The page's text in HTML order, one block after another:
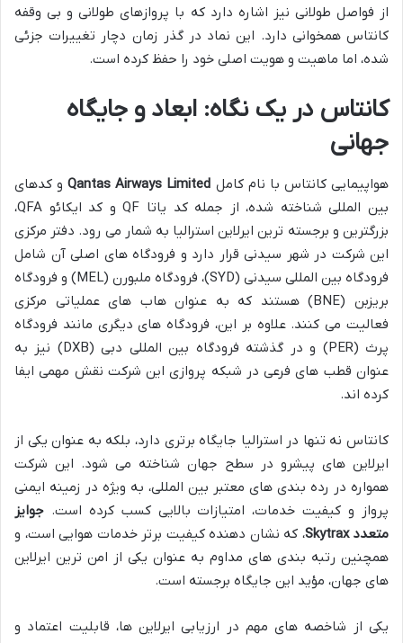
از فواصل طولانی نیز اشاره دارد که با پروازهای طولانی و بی وقفه
کانتاس همخوانی دارد. این نماد در گذر زمان دچار تغییرات جزئی
شده، اما ماهیت و هویت اصلی خود را حفظ کرده است.
کانتاس در یک نگاه: ابعاد و جایگاه
جهانی
هواپیمایی کانتاس با نام کامل Qantas Airways Limitedو کدهای
بین المللی شناخته شده، از جمله کد یاتا QF و کد ایکائو QFA،
بزرگترین و برجسته ترین ایرلاین استرالیا به شمار می رود. دفتر مرکزی
این شرکت در شهر سیدنی قرار دارد و فرودگاه های اصلی آن شامل
فرودگاه بین المللی سیدنی (SYD)، فرودگاه ملبورن (MEL) و فرودگاه
بریزبن (BNE) هستند که به عنوان هاب های عملیاتی مرکزی
فعالیت می کنند. علاوه بر این، فرودگاه های دیگری مانند فرودگاه
پرث (PER) و در گذشته فرودگاه بین المللی دبی (DXB) نیز به
عنوان قطب های فرعی در شبکه پروازی این شرکت نقش مهمی ایفا
کرده اند.
کانتاس نه تنها در استرالیا جایگاه برتری دارد، بلکه به عنوان یکی از
ایرلاین های پیشرو در سطح جهان شناخته می شود. این شرکت
همواره در رده بندی های معتبر بین المللی، به ویژه در زمینه ایمنی
پرواز و کیفیت خدمات، امتیازات بالایی کسب کرده است. جوایز
متعدد Skytrax
، که نشان دهنده کیفیت برتر خدمات هوایی است، و
همچنین رتبه بندی های مداوم به عنوان یکی از امن ترین ایرلاین
های جهان، مؤید این جایگاه برجسته است.
یکی از شاخصه های مهم در ارزیابی ایرلاین ها، قابلیت اعتماد و